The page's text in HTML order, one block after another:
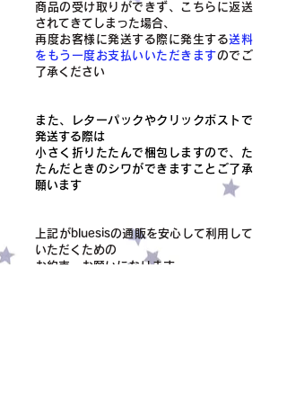
商品の受け取りができず、こちらに返送
されてきてしまった場合、
​再度お客様に発送する際に発生する送料
をもう一度お支払いいただきますのでご
了承ください
また、レターパックやクリックポストで
発送する際は
小さく折りたたんで梱包しますので、た
たんだときのシワができますことご了承
願います
上記がbluesisの通販を安心して利用して
いただくための
お約束、お願いになります